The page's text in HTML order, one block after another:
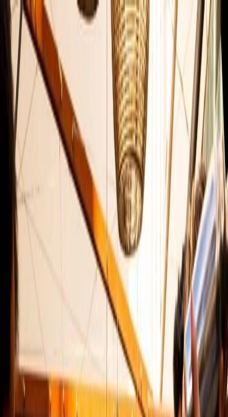
Plan your wedding
Vendors
Inspiration
Plan your wedding Vendors
Inspiration
Join as a partner
Search vendors, inspiration...
Your profile
Search vendors, inspiration...
Vendors
Guests
Gallery